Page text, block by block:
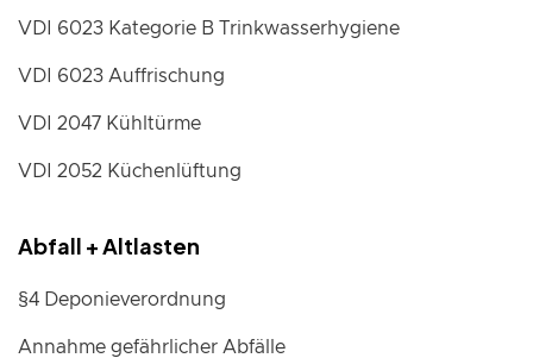
VDI 6023 Kategorie B Trinkwasserhygiene
VDI 6023 Auffrischung
VDI 2047 Kühltürme
VDI 2052 Küchenlüftung
Abfall + Altlasten
§4 Deponieverordnung
Annahme gefährlicher Abfälle